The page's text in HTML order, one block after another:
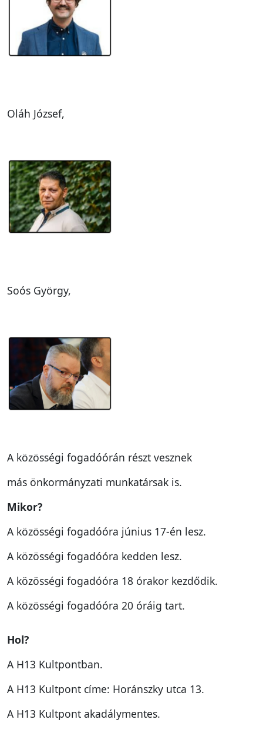
Oláh József,
Soós György,
A közösségi fogadóórán részt vesznek
más önkormányzati munkatársak is.
Mikor?
A közösségi fogadóóra június 17-én lesz.
A közösségi fogadóóra kedden lesz.
A közösségi fogadóóra 18 órakor kezdődik.
A közösségi fogadóóra 20 óráig tart.
Hol?
A H13 Kultpontban.
A H13 Kultpont címe: Horánszky utca 13.
A H13 Kultpont akadálymentes.